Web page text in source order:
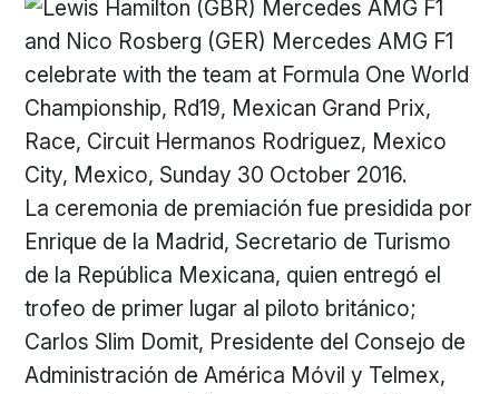
La ceremonia de premiación fue presidida por
Enrique de la Madrid, Secretario de Turismo
de la República Mexicana, quien entregó el
trofeo de primer lugar al piloto británico;
Carlos Slim Domit, Presidente del Consejo de
Administración de América Móvil y Telmex,